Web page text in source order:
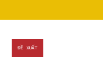
ĐỀ XUẤT